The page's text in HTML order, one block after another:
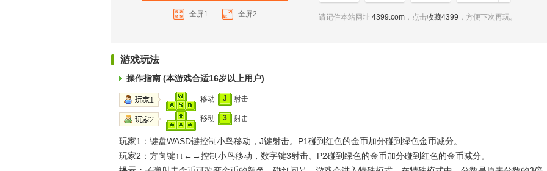
全屏1 全屏2 请记住本站网址 4399.com ，点击收藏4399 ，方便下次再玩。
游戏玩法
操作指南 (本游戏合适16岁以上用户)
移动 J 射击
移动 3 射击
玩家1：键盘WASD键控制小鸟移动，J键射击。P1碰到红色的金币加分碰到绿色金币减分。
玩家2：方向键↑↓←→控制小鸟移动，数字键3射击。P2碰到绿色的金币加分碰到红色的金币减分。